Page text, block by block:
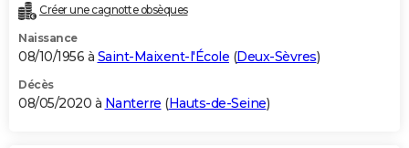
Créer une cagnotte obsèques
Naissance
08/10/1956 à Saint-Maixent-l'École (Deux-Sèvres)
Décès
08/05/2020 à Nanterre (Hauts-de-Seine)